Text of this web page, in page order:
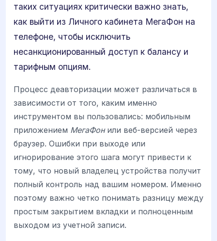
таких ситуациях критически важно знать,
как выйти из Личного кабинета МегаФон на
телефоне, чтобы исключить
несанкционированный доступ к балансу и
тарифным опциям.
Процесс деавторизации может различаться в
зависимости от того, каким именно
инструментом вы пользовались: мобильным
приложением МегаФонили веб-версией через
браузер. Ошибки при выходе или
игнорирование этого шага могут привести к
тому, что новый владелец устройства получит
полный контроль над вашим номером. Именно
поэтому важно четко понимать разницу между
простым закрытием вкладки и полноценным
выходом из учетной записи.